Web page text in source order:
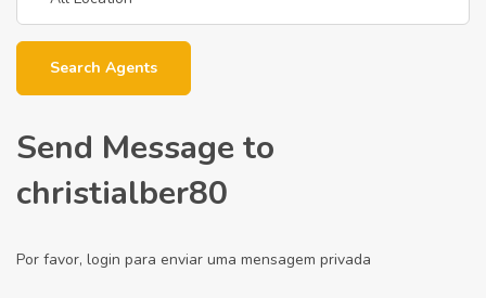
Search Agents
Send Message to
christialber80
Por favor, login para enviar uma mensagem privada